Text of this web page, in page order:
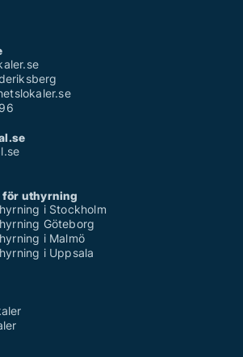
för uthyrning
i Stockholm
Göteborg
i Malmö
i Uppsala